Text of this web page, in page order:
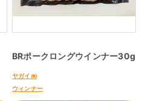
BRポークロングウインナー30g
ヤガイ㈱
ウィンナー